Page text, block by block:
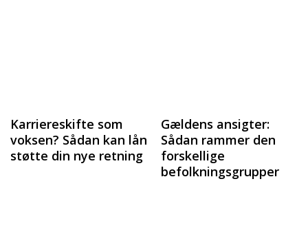
Karriereskifte som
voksen? Sådan kan lån
støtte din nye retning
Gældens ansigter:
Sådan rammer den
forskellige
befolkningsgrupper